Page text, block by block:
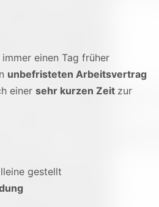
einen Tag früher
unbefristeten Arbeitsvertrag
einer sehr kurzen Zeit zur
gestellt